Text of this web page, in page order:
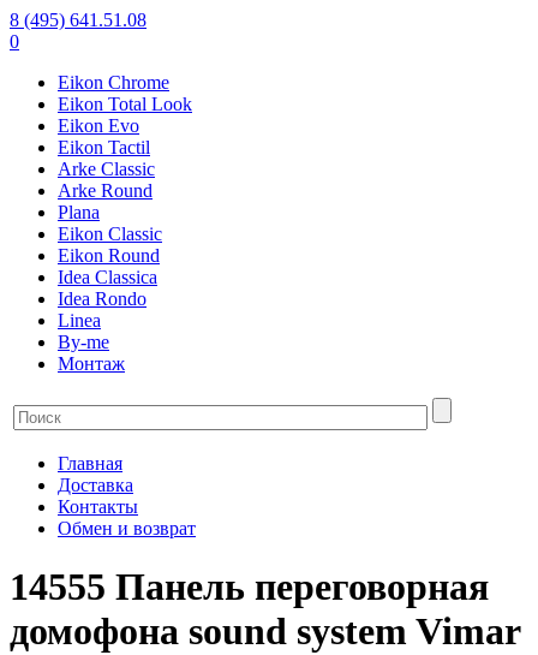
8 (495) 641.51.08
0
Eikon Chrome
Eikon Total Look
Eikon Evo
Eikon Tactil
Arke Classic
Arke Round
Plana
Eikon Classic
Eikon Round
Idea Classica
Idea Rondo
Linea
By-me
Монтаж
Главная
Доставка
Контакты
Обмен и возврат
14555 Панель переговорная
домофона sound system Vimar